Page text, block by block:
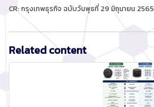
CR: กรุงเทพธุรกิจ ฉบับวันพุธที่ 29 มิถุนายน 2565
Related content